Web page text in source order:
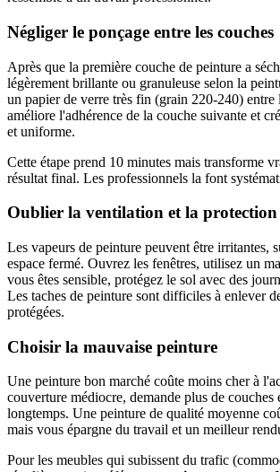
Négliger le ponçage entre les couches
Après que la première couche de peinture a
légèrement brillante ou granuleuse selon la
un papier de verre très fin (grain 220-240) entre
améliore l'adhérence de la couche suivante et
et uniforme.
Cette étape prend 10 minutes mais transforme
résultat final. Les professionnels la font
Oublier la ventilation et la protection
Les vapeurs de peinture peuvent être irritantes,
espace fermé. Ouvrez les fenêtres, utilisez un
vous êtes sensible, protégez le sol avec des
Les taches de peinture sont difficiles à enlever
protégées.
Choisir la mauvaise peinture
Une peinture bon marché coûte moins cher à
couverture médiocre, demande plus de couches
longtemps. Une peinture de qualité moyenne
mais vous épargne du travail et un meilleur
Pour les meubles qui subissent du trafic